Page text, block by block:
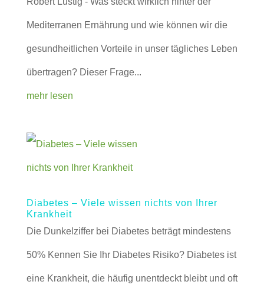
Mediterranen Ernährung und wie können wir die
gesundheitlichen Vorteile in unser tägliches Leben
übertragen? Dieser Frage...
mehr lesen
Diabetes – Viele wissen nichts von Ihrer
Krankheit
Die Dunkelziffer bei Diabetes beträgt mindestens
50% Kennen Sie Ihr Diabetes Risiko? Diabetes ist
eine Krankheit, die häufig unentdeckt bleibt und oft